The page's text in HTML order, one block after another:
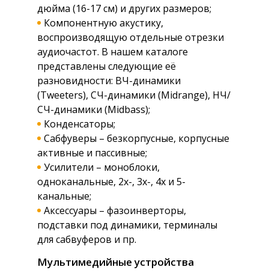
дюйма (16-17 см) и других размеров;
Компонентную акустику,
воспроизводящую отдельные отрезки
аудиочастот. В нашем каталоге
представлены следующие её
разновидности: ВЧ-динамики
(Tweeters), СЧ-динамики (Midrange), НЧ/
СЧ-динамики (Midbass);
Конденсаторы;
Сабфуверы – безкорпусные, корпусные
активные и пассивные;
Усилители – моноблоки,
одноканальные, 2х-, 3х-, 4х и 5-
канальные;
Аксессуары – фазоинверторы,
подставки под динамики, терминалы
для сабвуферов и пр.
Мультимедийные устройства